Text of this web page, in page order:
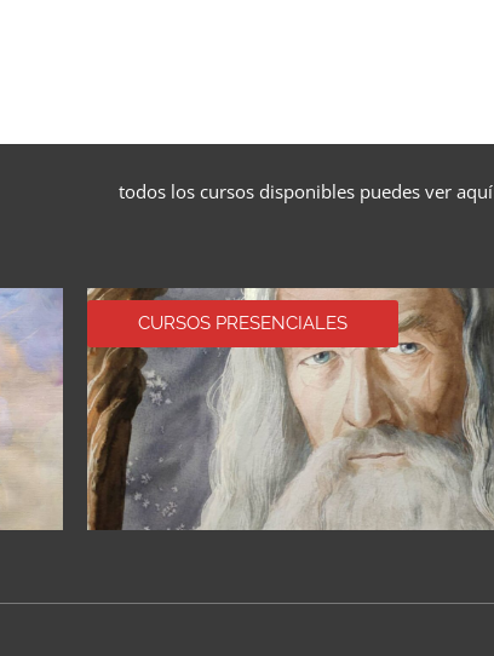
todos los cursos disponibles puedes ver aquí
CURSOS PRESENCIALES